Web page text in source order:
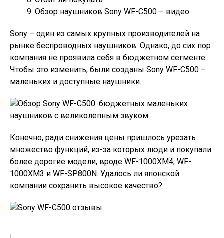
Обзор наушников Sony WF-C500 – видео
Sony – один из самых крупных производителей на
рынке беспроводных наушников. Однако, до сих пор
компания не проявила себя в бюджетном сегменте.
Чтобы это изменить, были созданы Sony WF-C500 –
маленьких и доступные наушники.
Конечно, ради снижения цены пришлось урезать
множество функций, из-за которых люди и покупали
более дорогие модели, вроде WF-1000XM4, WF-
1000XM3 и WF-SP800N. Удалось ли японской
компании сохранить высокое качество?